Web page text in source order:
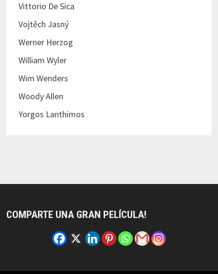
Vittorio De Sica
Vojtěch Jasný
Werner Herzog
William Wyler
Wim Wenders
Woody Allen
Yorgos Lanthimos
COMPARTE UNA GRAN PELÍCULA!